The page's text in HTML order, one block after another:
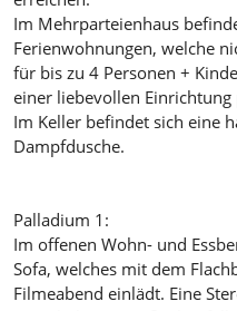
Im Mehrparteienhaus
Ferienwohnungen, welche
für bis zu 4 Personen +
einer liebevollen Einrichtung
Im Keller befindet sich eine
Dampfdusche.
Palladium 1:
Im offenen Wohn- und
Sofa, welches mit dem
Filmeabend einlädt. Eine